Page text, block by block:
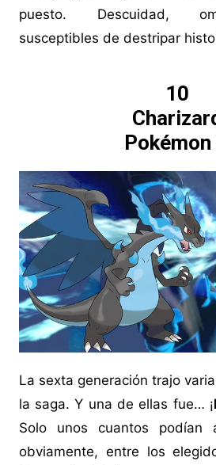
puesto. Descuidad,
susceptibles de destripar
10
Pokémon
La sexta generación trajo
la saga. Y una de ellas fue… ¡
Solo unos cuantos podían
obviamente, entre los